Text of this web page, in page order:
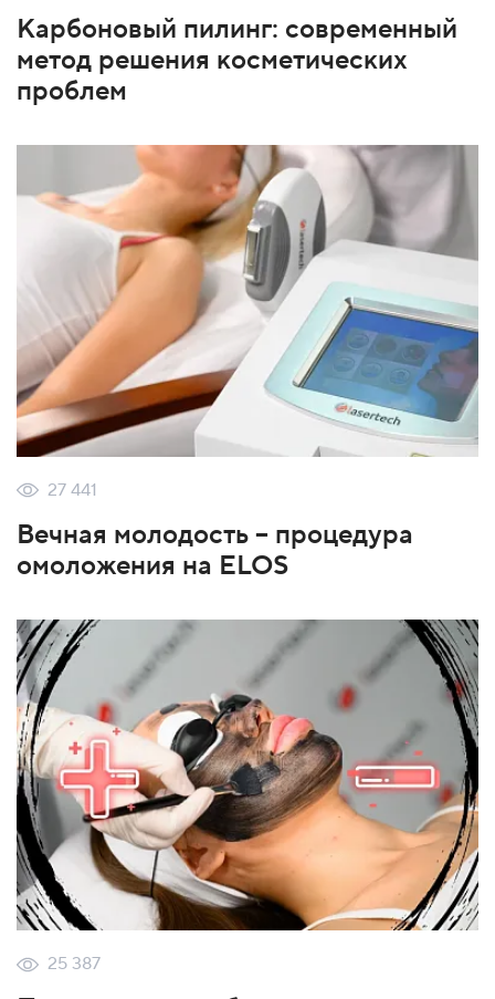
Карбоновый пилинг: современный
метод решения косметических
проблем
27 441
Вечная молодость – процедура
омоложения на ELOS
25 387